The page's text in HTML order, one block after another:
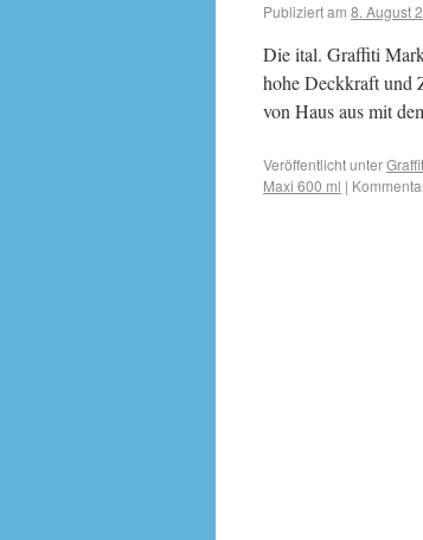
Publiziert am 8. August
Die ital. Graffiti
hohe Deckkraft und
von Haus aus mit
Veröffentlicht unter
Maxi 600 ml |